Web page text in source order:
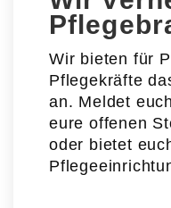
Wir bieten für
Pflegekräfte
an. Meldet
eure offenen
oder bietet